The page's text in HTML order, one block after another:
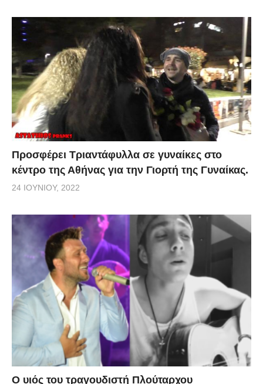
Προσφέρει Τριαντάφυλλα σε γυναίκες στο
κέντρο της Αθήνας για την Γιορτή της Γυναίκας.
24 ΙΟΥΝΊΟΥ, 2022
O υιός του τραγουδιστή Πλούταρχου